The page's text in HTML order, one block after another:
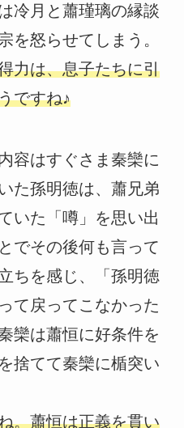
冷月と蕭瑾璃の縁談
を怒らせてしまう。
力は、息子たちに引
ですね♪
容はすぐさま秦欒に
た孫明徳は、蕭兄弟
いた「噂」を思い出
でその後何も言って
ちを感じ、「孫明徳
て戻ってこなかった
欒は蕭恒に好条件を
捨てて秦欒に楯突い
。蕭恒は正義を貫い